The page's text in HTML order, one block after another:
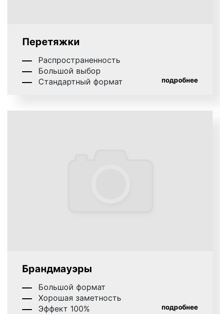
Перетяжки
Распространенность
Большой выбор
Стандартный формат
подробнее
Брандмауэры
Большой формат
Хорошая заметность
Эффект 100%
подробнее